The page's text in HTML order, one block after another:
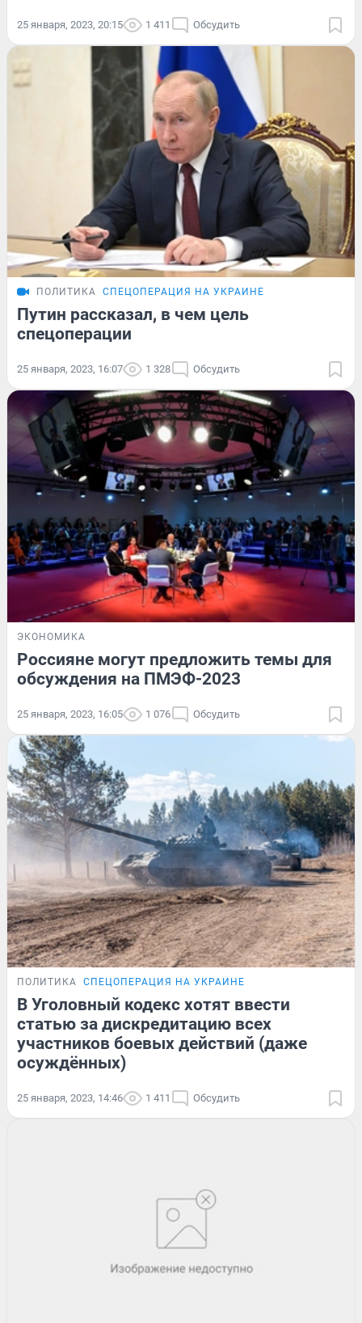
25 января, 2023, 20:15 1 411 Обсудить
ПОЛИТИКА СПЕЦОПЕРАЦИЯ НА УКРАИНЕ
Путин рассказал, в чем цель
спецоперации
25 января, 2023, 16:07 1 328 Обсудить
ЭКОНОМИКА
Россияне могут предложить темы для
обсуждения на ПМЭФ-2023
25 января, 2023, 16:05 1 076 Обсудить
ПОЛИТИКА СПЕЦОПЕРАЦИЯ НА УКРАИНЕ
В Уголовный кодекс хотят ввести
статью за дискредитацию всех
участников боевых действий (даже
осуждённых)
25 января, 2023, 14:46 1 411 Обсудить